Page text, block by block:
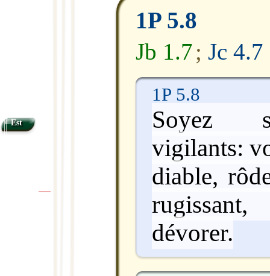
1P 5.8
Jb 1.7; Jc 4.7
1P 5.8
Soyez
vigilants:
diable,
dévorer.
Est